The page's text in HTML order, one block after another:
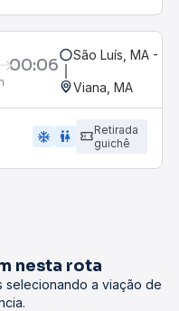
00:06 São Luís, MA -
Viana, MA
ac_unit wc
Retirada
guichê
nesta rota
selecionando a viação de